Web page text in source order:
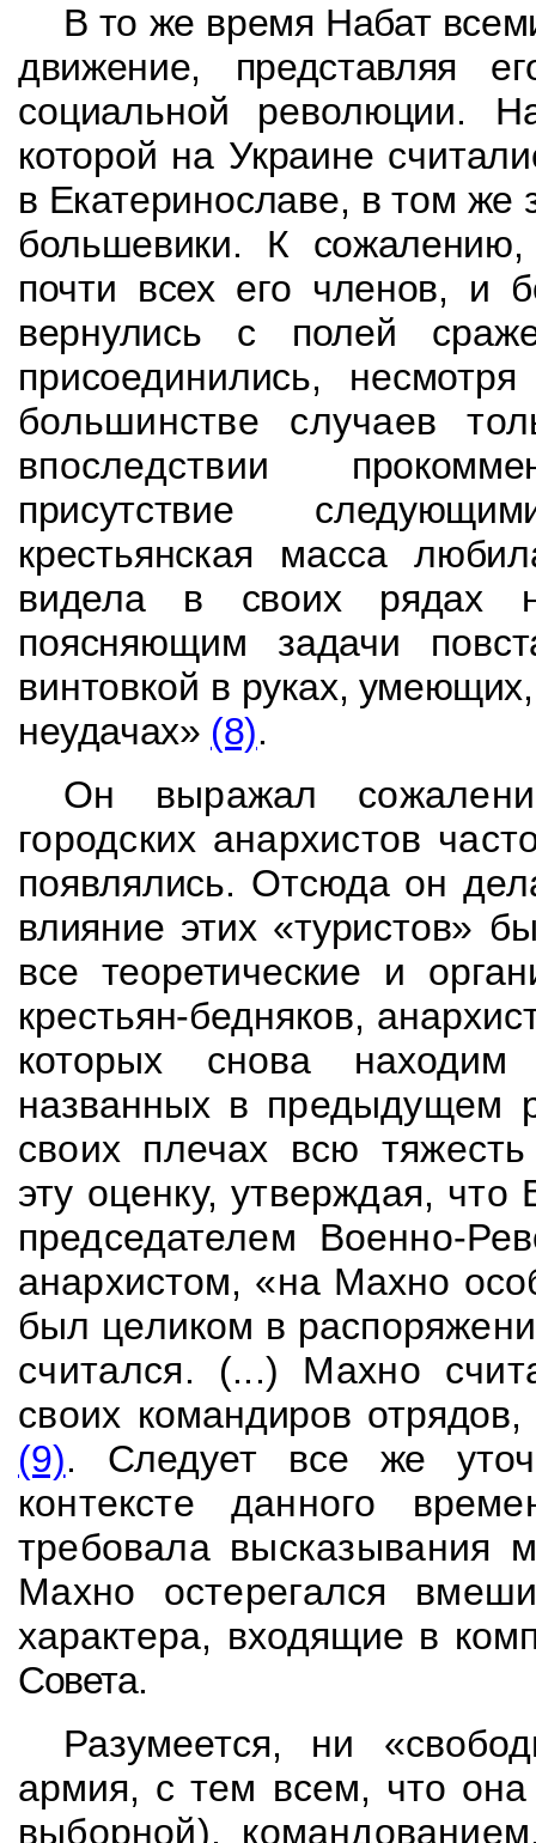
В то же время Набат
движение, представляя
социальной революции.
которой на Украине
в Екатеринославе, в том же
большевики. К
почти всех его членов, и
вернулись с полей
присоединились,
большинстве случаев
впоследствии
присутствие
крестьянская масса
видела в своих
поясняющим задачи
винтовкой в руках, умеющих,
неудачах» (8).
Он выражал
городских анархистов
появлялись. Отсюда он
влияние этих «туристов»
все теоретические и
крестьян-бедняков,
которых снова находим
названных в предыдущем
своих плечах всю
эту оценку, утверждая,
председателем Военно-
анархистом, «на Махно
был целиком в
считался. (...) Махно
своих командиров
(9). Следует все же
контексте данного
требовала высказывания
Махно остерегался
характера, входящие в
Совета.
Разумеется, ни
армия, с тем всем, что
выборной),